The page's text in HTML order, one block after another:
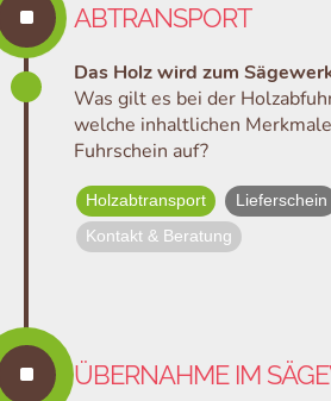
^ ABTRANSPORT
Das Holz wird zum
Was gilt es bei der
welche inhaltlichen
Fuhrschein auf?
Holzabtransport
Lieferschein
Kontakt & Beratung
^ ÜBERNAHME IM